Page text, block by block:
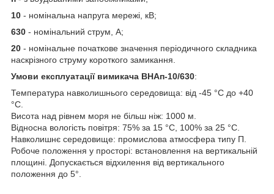
10 - номінальна напруга мережі, кВ;
630 - номінальний струм, А;
20 - номінальне початкове значення періодичного складника
наскрізного струму короткого замикання.
Умови експлуатації вимикача ВНАп-10/630:
Температура навколишнього середовища: від -45 °C до +40
°C.
Висота над рівнем моря не більш ніж: 1000 м.
Відносна вологість повітря: 75% за 15 °C, 100% за 25 °C.
Навколишнє середовище: промислова атмосфера типу П.
Робоче положення у просторі: встановлення на вертикальній
площині. Допускається відхилення від вертикального
положення до 5°.